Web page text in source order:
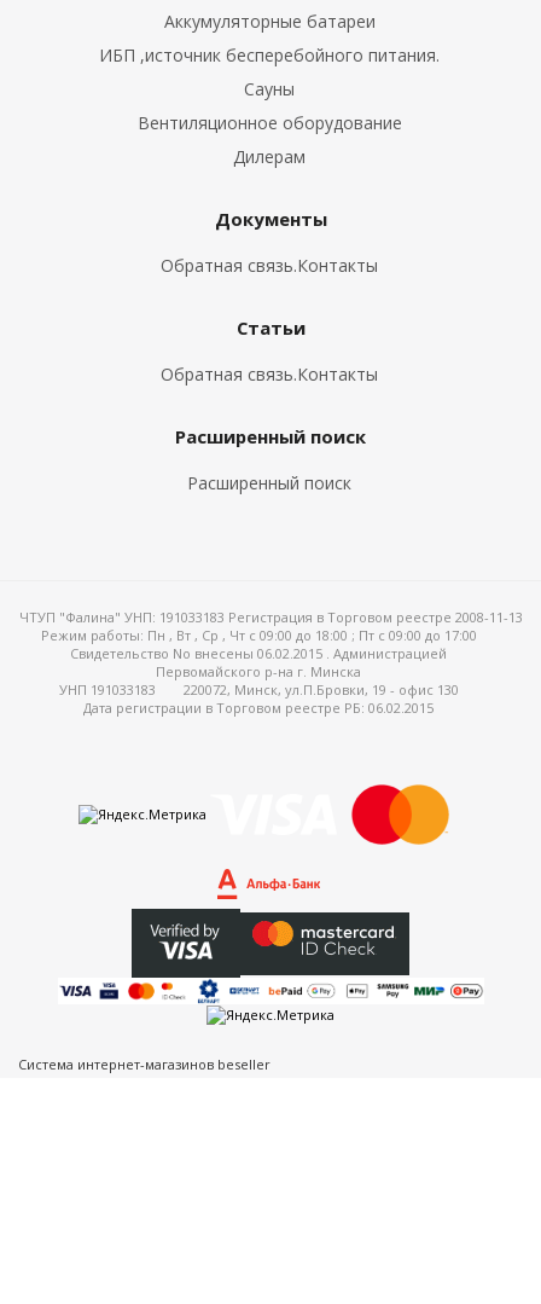
Аккумуляторные батареи
ИБП ,источник бесперебойного питания.
Сауны
Вентиляционное оборудование
Дилерам
Документы
Обратная связь.Контакты
Статьи
Обратная связь.Контакты
Расширенный поиск
Расширенный поиск
ЧТУП "Фалина" УНП: 191033183 Регистрация в Торговом реестре 2008-11-13
Режим работы: Пн , Вт , Ср , Чт c 09:00 до 18:00 ; Пт c 09:00 до 17:00
Свидетельство No внесены 06.02.2015 . Администрацией
Первомайского р-на г. Минска
УНП 191033183
220072, Минск, ул.П.Бровки, 19 - офис 130
Дата регистрации в Торговом реестре РБ: 06.02.2015
Система интернет-магазинов beseller